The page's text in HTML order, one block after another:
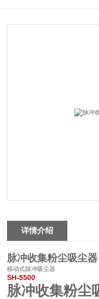
详情介绍
脉冲收集粉尘吸尘器
移动式脉冲吸尘器
SH-5500
脉冲收集粉尘